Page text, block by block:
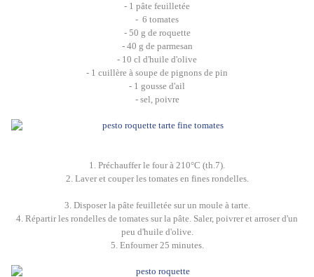
- 1 pâte feuilletée
- 6 tomates
- 50 g de roquette
- 40 g de parmesan
- 10 cl d'huile d'olive
- 1 cuillère à soupe de pignons de pin
- 1 gousse d'ail
- sel, poivre
1. Préchauffer le four à 210°C (th.7).
2. Laver et couper les tomates en fines rondelles.
3. Disposer la pâte feuilletée sur un moule à tarte.
4. Répartir les rondelles de tomates sur la pâte. Saler, poivrer et arroser d'un
peu d'huile d'olive.
5. Enfourner 25 minutes.